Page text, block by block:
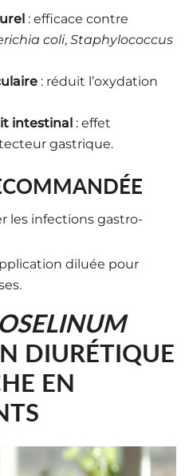
: efficace contre
coli, Staphylococcus
: réduit l’oxydation
intestinal : effet
gastrique.
les infections gastro-
diluée pour
DIURÉTIQUE
EN